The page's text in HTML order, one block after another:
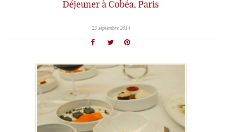
Déjeuner à Cobéa, Paris
23 septembre 2014